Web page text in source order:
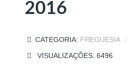
2016
CATEGORIA: FREGUESIA
VISUALIZAÇÕES: 6496